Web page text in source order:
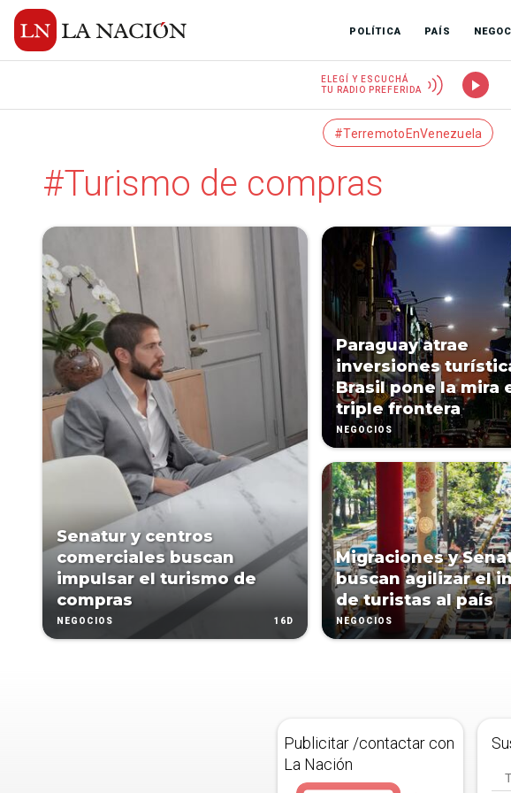
POLÍTICA PAÍS
ELEGÍ Y ESCUCHÁ
TU RADIO PREFERIDA
#TerremotoEnVenezuela
#Turismo de compras
Senatur y centros
comerciales buscan
impulsar el turismo de
compras
NEGOCIOS 16D
Paraguay atrae
inversiones
Brasil pone la mira
triple frontera
NEGOCIOS
Migraciones y
buscan agilizar el
de turistas al país
NEGOCIOS
Publicitar /contactar con
La Nación